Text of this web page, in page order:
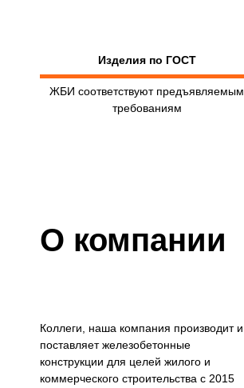
Изделия по ГОСТ
ЖБИ соответствуют предъявляемым
требованиям
О компании
Коллеги, наша компания производит и
поставляет железобетонные
конструкции для целей жилого и
коммерческого строительства с 2015